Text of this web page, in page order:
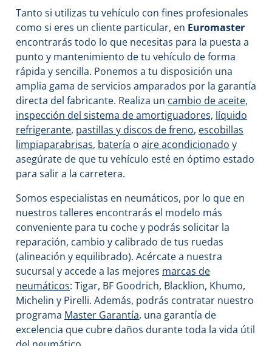
Tanto si utilizas tu vehículo con fines profesionales
como si eres un cliente particular, en Euromaster
encontrarás todo lo que necesitas para la puesta a
punto y mantenimiento de tu vehículo de forma
rápida y sencilla. Ponemos a tu disposición una
amplia gama de servicios amparados por la garantía
directa del fabricante. Realiza un cambio de aceite,
inspección del sistema de amortiguadores, líquido
refrigerante, pastillas y discos de freno, escobillas
limpiaparabrisas, batería o aire acondicionado y
asegúrate de que tu vehículo esté en óptimo estado
para salir a la carretera.
Somos especialistas en neumáticos, por lo que en
nuestros talleres encontrarás el modelo más
conveniente para tu coche y podrás solicitar la
reparación, cambio y calibrado de tus ruedas
(alineación y equilibrado). Acércate a nuestra
sucursal y accede a las mejores marcas de
neumáticos: Tigar, BF Goodrich, Blacklion, Khumo,
Michelin y Pirelli. Además, podrás contratar nuestro
programa Master Garantía, una garantía de
excelencia que cubre daños durante toda la vida útil